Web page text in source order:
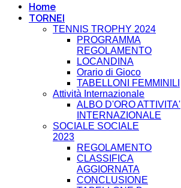
Home
TORNEI
TENNIS TROPHY 2024
PROGRAMMA
REGOLAMENTO
LOCANDINA
Orario di Gioco
TABELLONI FEMMINILI
Attività Internazionale
ALBO D'ORO ATTIVITA'
INTERNAZIONALE
SOCIALE SOCIALE
2023
REGOLAMENTO
CLASSIFICA
AGGIORNATA
CONCLUSIONE